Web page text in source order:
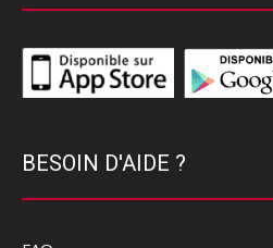
BESOIN D'AIDE ?